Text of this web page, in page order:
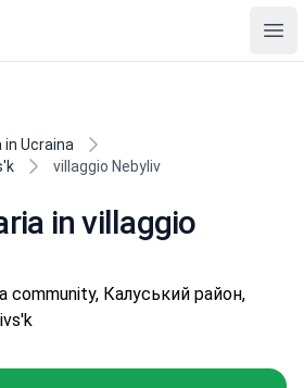
in Ucraina
villaggio Nebyliv
in villaggio
community, Калуський район,